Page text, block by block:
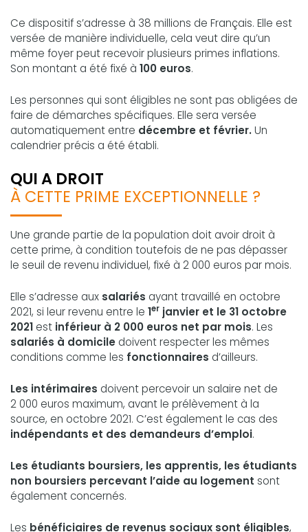
Ce dispositif s’adresse à 38 millions de Français. Elle est
versée de manière individuelle, cela veut dire qu’un
même foyer peut recevoir plusieurs primes inflations.
Son montant a été fixé à 100 euros.
Les personnes qui sont éligibles ne sont pas obligées de
faire de démarches spécifiques. Elle sera versée
automatiquement entre décembre et février.Un
calendrier précis a été établi.
QUI A DROIT
À CETTE PRIME EXCEPTIONNELLE ?
Une grande partie de la population doit avoir droit à
cette prime, à condition toutefois de ne pas dépasser
le seuil de revenu individuel, fixé à 2 000 euros par mois.
Elle s’adresse aux salariés ayant travaillé en octobre
2021, si leur revenu entre le 1er janvier et le 31 octobre
2021 est inférieur à 2 000 euros net par mois. Les
salariés à domicile doivent respecter les mêmes
conditions comme les fonctionnaires d’ailleurs.
Les intérimaires doivent percevoir un salaire net de
2 000 euros maximum, avant le prélèvement à la
source, en octobre 2021. C’est également le cas des
indépendants et des demandeurs d’emploi.
Les étudiants boursiers, les apprentis, les étudiants
non boursiers percevant l’aide au logement sont
également concernés.
Les bénéficiaires de revenus sociaux sont éligibles,